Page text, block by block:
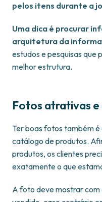
pelos itens durante a
Uma dica é procurar
arquitetura da
estudos e pesquisas que
melhor estrutura.
Fotos atrativas e
Ter boas fotos também
catálogo de produtos.
produtos, os clientes
exatamente o que
A foto deve mostrar com